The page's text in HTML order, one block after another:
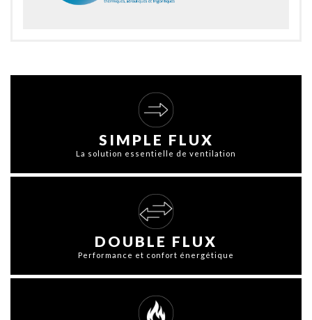
SIMPLE FLUX
La solution essentielle de ventilation
DOUBLE FLUX
Performance et confort énergétique